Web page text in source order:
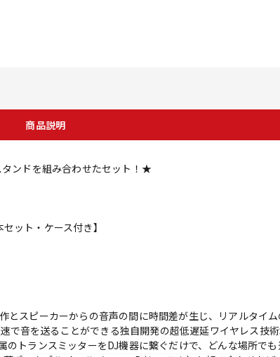
商品説明
ンドを組み合わせたセット！★
ット・ケース付き】
スピーカーからの音声の間に時間差が生じ、リアルタイ
音を送ることができる独自開発の超低遅延ワイヤレス技
トランスミッターをDJ機器に繋ぐだけで、どんな場所で